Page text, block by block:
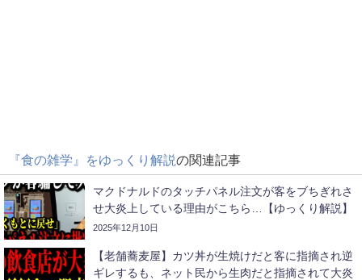
『食の雑学』をゆっくり解説の関連記事
マクドナルドのタッチパネル注文が客をブちぎれさ
せ大炎上している理由がこちら…【ゆっくり解説】
2025年12月10日
【老舗蕎麦屋】カツ丼が生焼けだと客に指摘され逆
ギレするも、ネット民から生肉だと指摘されて大炎